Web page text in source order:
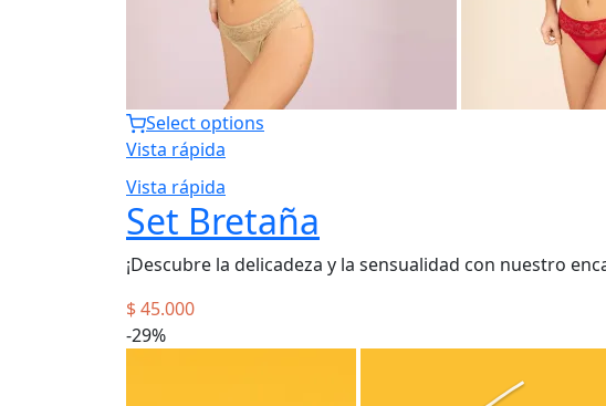
Select options
Vista rápida
Vista rápida
Set Bretaña
¡Descubre la delicadeza y la sensualidad con nuestro
$45.000
-29%